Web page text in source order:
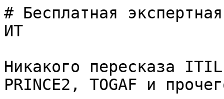
# Бесплатная
ИТ
Никакого пересказа
PRINCE2, TOGAF и